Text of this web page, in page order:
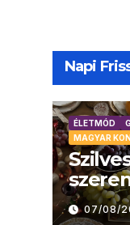
Napi
ÉLETMÓD
MAGYAR
07/08/